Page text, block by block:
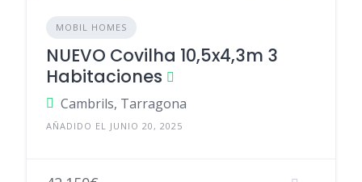
MOBIL HOMES
NUEVO Covilha 10,5x4,3m 3
Habitaciones
Cambrils, Tarragona
AÑADIDO EL JUNIO 20, 2025